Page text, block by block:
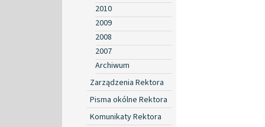
2010
2009
2008
2007
Archiwum
Zarządzenia Rektora
Pisma okólne Rektora
Komunikaty Rektora